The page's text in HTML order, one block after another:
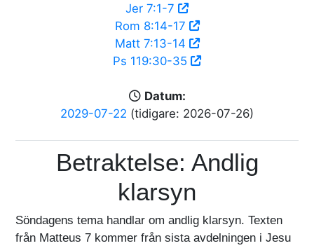
Jer 7:1-7
Rom 8:14-17
Matt 7:13-14
Ps 119:30-35
Datum:
2029-07-22 (tidigare: 2026-07-26)
Betraktelse: Andlig
klarsyn
Söndagens tema handlar om andlig klarsyn. Texten
från Matteus 7 kommer från sista avdelningen i Jesu